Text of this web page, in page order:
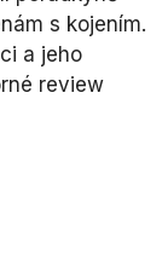
s kojením.
a jeho
review